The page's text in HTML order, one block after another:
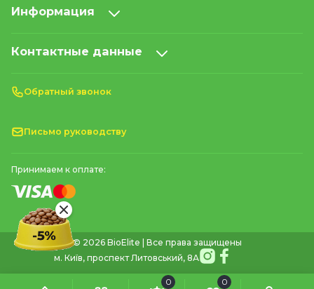
Информация
Контактные данные
Обратный звонок
Письмо руководству
Принимаем к оплате:
© 2026 BioElite | Все права защищены
м. Київ, проспект Литовський, 8А
0 0